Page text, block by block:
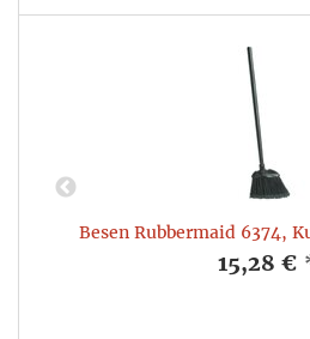
Besen Rubbermaid 6374,
15,28 €